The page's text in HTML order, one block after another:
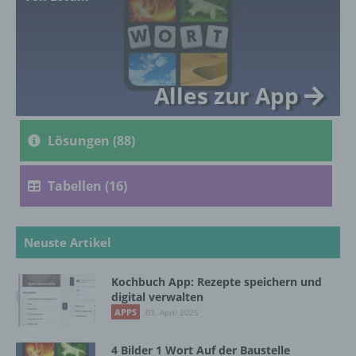
Alles zur App
Lösungen (88)
Tabellen (16)
Neuste Artikel
Kochbuch App: Rezepte speichern und
digital verwalten
APPS 03. April 2025
4 Bilder 1 Wort Auf der Baustelle
genetischen, psychischen, wirtschaftlichen,
kulturellen oder sozialen Identität dieser
natürlichen Person sind, identifiziert werden
b) betroffene Person
Betroffene Person ist jede identifizierte oder
identifizierbare natürliche Person, deren
personenbezogene Daten von dem für die
Verarbeitung ist jeder mit oder ohne Hilfe
automatisierter Verfahren ausgeführte